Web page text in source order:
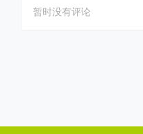
暂时没有评论